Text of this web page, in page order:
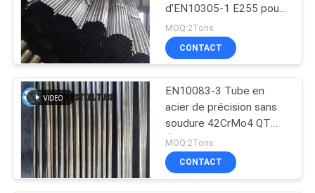
d'EN10305-1 E255 pour
l'industrie automobile
MOQ:2Tons
CONTACT
EN10083-3 Tube en
acier de précision sans
soudure 42CrMo4 QT
Étiré à froid Extrudé
MOQ:2Tons
CONTACT